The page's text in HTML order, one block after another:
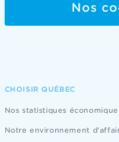
Nos
CHOISIR QUÉBEC
Nos statistiques
Notre environnement